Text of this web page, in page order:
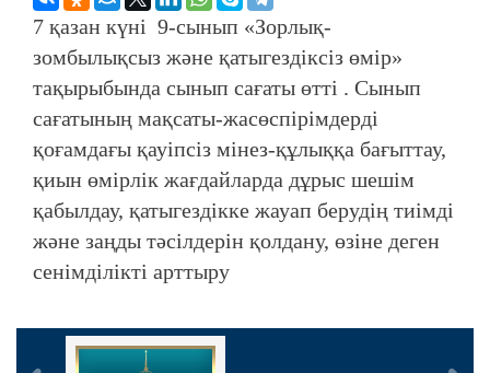
7 қазан күні 9-сынып «Зорлық-
зомбылықсыз және қатыгездіксіз өмір»
тақырыбында сынып сағаты өтті . Сынып
сағатының мақсаты-жасөспірімдерді
қоғамдағы қауіпсіз мінез-құлыққа бағыттау,
қиын өмірлік жағдайларда дұрыс шешім
қабылдау, қатыгездікке жауап берудің тиімді
және заңды тәсілдерін қолдану, өзіне деген
сенімділікті арттыру